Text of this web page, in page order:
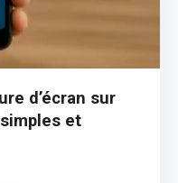
d’écran sur
et